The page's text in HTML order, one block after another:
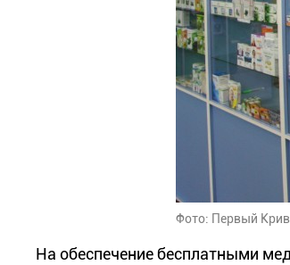
Фото: Первый
На обеспечение бесплатными